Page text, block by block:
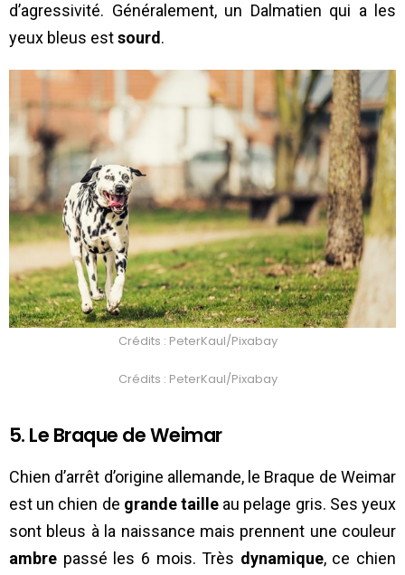
d’agressivité. Généralement, un Dalmatien qui a les
yeux bleus estsourd.
Crédits : PeterKaul/Pixabay
Crédits : PeterKaul/Pixabay
5. Le Braque de Weimar
Chien d’arrêt d’origine allemande, le Braque de Weimar
est un chien de grande taille au pelage gris. Ses yeux
sont bleus à la naissance mais prennent une couleur
ambre passé les 6 mois. Très dynamique, ce chien